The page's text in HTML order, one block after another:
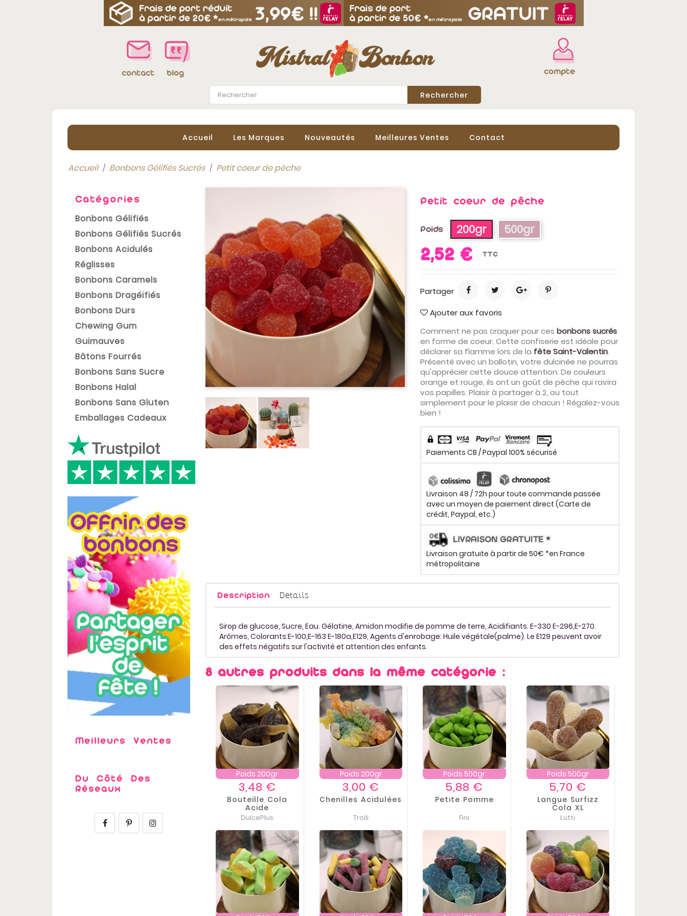
contact blog
Rechercher
compte
Accueil Les Marques Nouveautés Meilleures Ventes Contact
Accueil Bonbons Gélifiés Sucrés Petit coeur de pêche
Catégories
Bonbons Gélifiés
Bonbons Gélifiés Sucrés
Bonbons Acidulés
Réglisses
Bonbons Caramels
Bonbons Dragéifiés
Bonbons Durs
Chewing Gum
Guimauves
Bâtons Fourrés
Bonbons Sans Sucre
Bonbons Halal
Bonbons Sans Gluten
Emballages Cadeaux
Meilleurs Ventes
Du Côté Des
Réseaux
Petit coeur de pêche
Poids 200gr 500gr
2,52 € TTC
Partager
Ajouter aux favoris
Comment ne pas craquer pour ces bonbons sucrés
en forme de coeur. Cette confiserie est idéale pour
déclarer sa flamme lors de la fête Saint-Valentin.
Présenté avec un ballotin, votre dulcinée ne pourras
qu'apprécier cette douce attention. De couleurs
orange et rouge, ils ont un goût de pêche qui ravira
vos papilles. Plaisir à partager à 2, ou tout
simplement pour le plaisir de chacun ! Régalez-vous
bien !
Paiements CB / Paypal 100% sécurisé
Livraison 48 / 72h pour toute commande passée
avec un moyen de paiement direct (Carte de
crédit, Paypal, etc.)
Livraison gratuite à partir de 50€ *en France
métropolitaine
Description Details
Sirop de glucose, Sucre, Eau. Gélatine, Amidon modifie de pomme de terre, Acidifiants. E-330 E-296,E-270.
Arômes, Colorants:E-100,E-163 E-180a,E129, Agents d'enrobage: Huile végétale(palme). Le E129 peuvent avoir
des effets négatifs sur l'activité et attention des enfants.
8 autres produits dans la même catégorie :
Poids 200gr
Prix
3,48 €
Bouteille Cola
Acide
DulcePlus
Poids 200gr
Prix
3,00 €
Chenilles Acidulées
Trolli
Poids 500gr
Prix
5,88 €
Petite Pomme
Fini
Poids 500gr
Prix
5,70 €
Langue Surfizz
Cola XL
Lutti